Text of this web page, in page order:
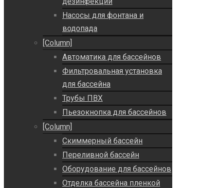
Насосы для фонтана и
водопада
[Column]
Автоматика для бассейнов
Фильтровальная установка
для бассейна
Трубы ПВХ
Пьезокнопка для бассейнов
[Column]
Скиммерный бассейн
Переливной бассейн
Оборудование для бассейнов
Отделка бассейна пленкой